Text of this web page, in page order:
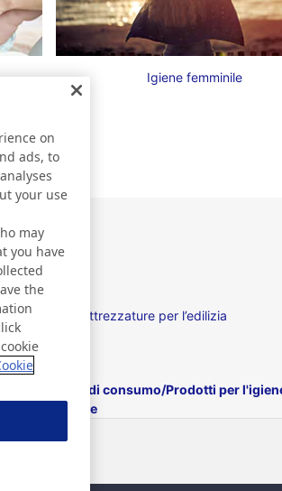
Igiene femminile
Edilizia/Attrezzature per l’edilizia
Display
Prodotti di consumo/Prodotti per
personale
on
ads, to
your use
may
you have
the